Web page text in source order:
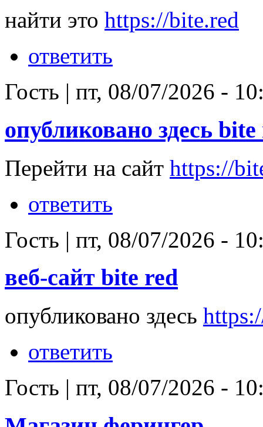
найти это https://bite.red
ответить
Гость | пт, 08/07/2026 -
опубликовано здесь
Перейти на сайт https://
ответить
Гость | пт, 08/07/2026 -
веб-сайт bite red
опубликовано здесь
ответить
Гость | пт, 08/07/2026 -